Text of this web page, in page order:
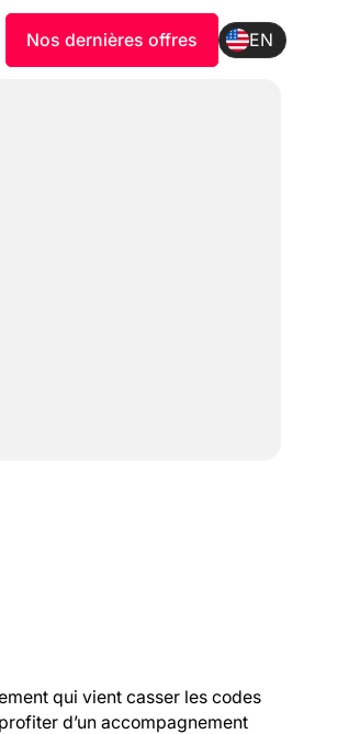
Nos dernières offres EN
qui vient casser les codes
d’un accompagnement